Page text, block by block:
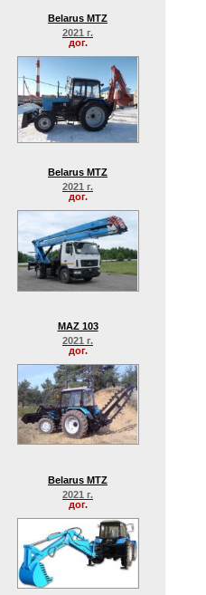
Belarus MTZ
2021 г.
дог.
Belarus MTZ
2021 г.
дог.
MAZ 103
2021 г.
дог.
Belarus MTZ
2021 г.
дог.